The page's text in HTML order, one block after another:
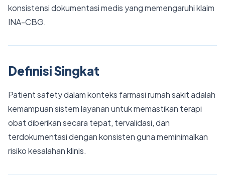
konsistensi dokumentasi medis yang memengaruhi klaim
INA-CBG.
Definisi Singkat
Patient safety dalam konteks farmasi rumah sakit adalah
kemampuan sistem layanan untuk memastikan terapi
obat diberikan secara tepat, tervalidasi, dan
terdokumentasi dengan konsisten guna meminimalkan
risiko kesalahan klinis.